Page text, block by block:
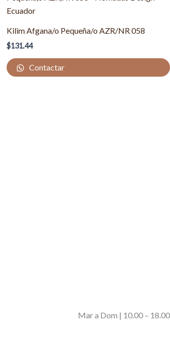
Kilim Afgana/o Pequeña/o AZR/NR 058
$131.44
Contactar
Mar a Dom | 10.00 – 18.00